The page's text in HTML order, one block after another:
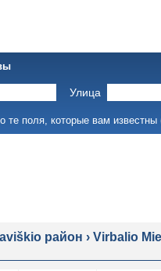
Улица
те поля, которые вам
район › Virbalio